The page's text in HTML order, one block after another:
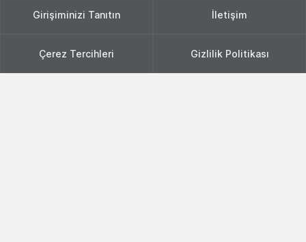
Girişiminizi Tanıtın İletişim
Çerez Tercihleri Gizlilik Politikası